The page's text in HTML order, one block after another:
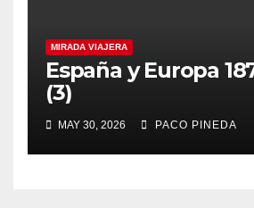
MIRADA VIAJERA
España y Europa 1875 – 1931
(3)
MAY 30, 2026 PACO PINEDA